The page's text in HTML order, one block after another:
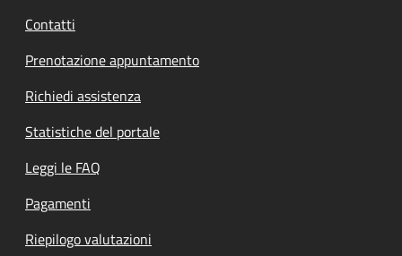
Contatti
Prenotazione appuntamento
Richiedi assistenza
Statistiche del portale
Leggi le FAQ
Pagamenti
Riepilogo valutazioni